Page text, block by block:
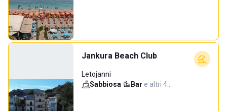
Jankura Beach Club
Letojanni
Sabbiosa· Bar·e altri 4…